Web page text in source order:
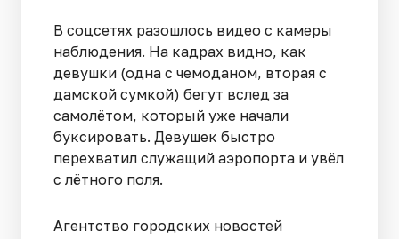
В соцсетях разошлось видео с камеры
наблюдения. На кадрах видно, как
девушки (одна с чемоданом, вторая с
дамской сумкой) бегут вслед за
самолётом, который уже начали
буксировать. Девушек быстро
перехватил служащий аэропорта и увёл
с лётного поля.
Агентство городских новостей